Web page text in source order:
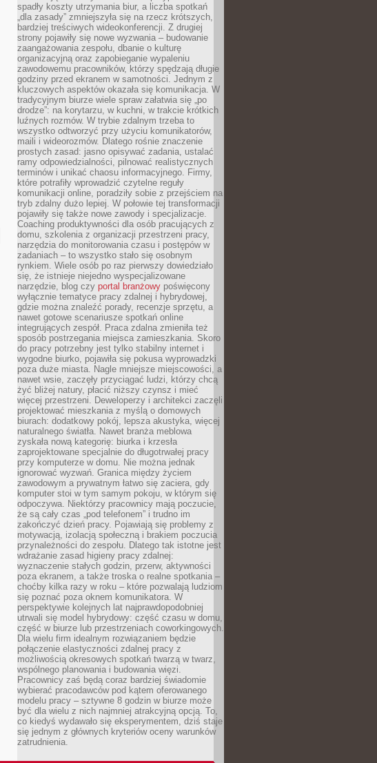
spadły koszty utrzymania biur, a liczba spotkań
„dla zasady” zmniejszyła się na rzecz krótszych,
bardziej treściwych wideokonferencji. Z drugiej
strony pojawiły się nowe wyzwania – budowanie
zaangażowania zespołu, dbanie o kulturę
organizacyjną oraz zapobieganie wypaleniu
zawodowemu pracowników, którzy spędzają długie
godziny przed ekranem w samotności. Jednym z
kluczowych aspektów okazała się komunikacja. W
tradycyjnym biurze wiele spraw załatwia się „po
drodze”: na korytarzu, w kuchni, w trakcie krótkich
luźnych rozmów. W trybie zdalnym trzeba to
wszystko odtworzyć przy użyciu komunikatorów,
maili i wideorozmów. Dlatego rośnie znaczenie
prostych zasad: jasno opisywać zadania, ustalać
ramy odpowiedzialności, pilnować realistycznych
terminów i unikać chaosu informacyjnego. Firmy,
które potrafiły wprowadzić czytelne reguły
komunikacji online, poradziły sobie z przejściem na
tryb zdalny dużo lepiej. W połowie tej transformacji
pojawiły się także nowe zawody i specjalizacje.
Coaching produktywności dla osób pracujących z
domu, szkolenia z organizacji przestrzeni pracy,
narzędzia do monitorowania czasu i postępów w
zadaniach – to wszystko stało się osobnym
rynkiem. Wiele osób po raz pierwszy dowiedziało
się, że istnieje niejedno wyspecjalizowane
narzędzie, blog czy portal branżowy poświęcony
wyłącznie tematyce pracy zdalnej i hybrydowej,
gdzie można znaleźć porady, recenzje sprzętu, a
nawet gotowe scenariusze spotkań online
integrujących zespół. Praca zdalna zmieniła też
sposób postrzegania miejsca zamieszkania. Skoro
do pracy potrzebny jest tylko stabilny internet i
wygodne biurko, pojawiła się pokusa wyprowadzki
poza duże miasta. Nagle mniejsze miejscowości, a
nawet wsie, zaczęły przyciągać ludzi, którzy chcą
żyć bliżej natury, płacić niższy czynsz i mieć
więcej przestrzeni. Deweloperzy i architekci zaczęli
projektować mieszkania z myślą o domowych
biurach: dodatkowy pokój, lepsza akustyka, więcej
naturalnego światła. Nawet branża meblowa
zyskała nową kategorię: biurka i krzesła
zaprojektowane specjalnie do długotrwałej pracy
przy komputerze w domu. Nie można jednak
ignorować wyzwań. Granica między życiem
zawodowym a prywatnym łatwo się zaciera, gdy
komputer stoi w tym samym pokoju, w którym się
odpoczywa. Niektórzy pracownicy mają poczucie,
że są cały czas „pod telefonem” i trudno im
zakończyć dzień pracy. Pojawiają się problemy z
motywacją, izolacją społeczną i brakiem poczucia
przynależności do zespołu. Dlatego tak istotne jest
wdrażanie zasad higieny pracy zdalnej:
wyznaczenie stałych godzin, przerw, aktywności
poza ekranem, a także troska o realne spotkania –
choćby kilka razy w roku – które pozwalają ludziom
się poznać poza oknem komunikatora. W
perspektywie kolejnych lat najprawdopodobniej
utrwali się model hybrydowy: część czasu w domu,
część w biurze lub przestrzeniach coworkingowych.
Dla wielu firm idealnym rozwiązaniem będzie
połączenie elastyczności zdalnej pracy z
możliwością okresowych spotkań twarzą w twarz,
wspólnego planowania i budowania więzi.
Pracownicy zaś będą coraz bardziej świadomie
wybierać pracodawców pod kątem oferowanego
modelu pracy – sztywne 8 godzin w biurze może
być dla wielu z nich najmniej atrakcyjną opcją. To,
co kiedyś wydawało się eksperymentem, dziś staje
się jednym z głównych kryteriów oceny warunków
zatrudnienia.